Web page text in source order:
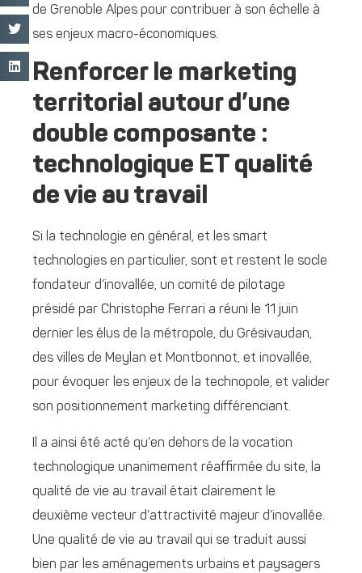
de Grenoble Alpes pour contribuer à son échelle à
ses enjeux macro-économiques.
Renforcer le marketing
territorial autour d’une
double composante :
technologique ET qualité
de vie au travail
Si la technologie en général, et les smart
technologies en particulier, sont et restent le socle
fondateur d’inovallée, un comité de pilotage
présidé par Christophe Ferrari a réuni le 11 juin
dernier les élus de la métropole, du Grésivaudan,
des villes de Meylan et Montbonnot, et inovallée,
pour évoquer les enjeux de la technopole, et valider
son positionnement marketing différenciant.
Il a ainsi été acté qu’en dehors de la vocation
technologique unanimement réaffirmée du site, la
qualité de vie au travail était clairement le
deuxième vecteur d’attractivité majeur d’inovallée.
Une qualité de vie au travail qui se traduit aussi
bien par les aménagements urbains et paysagers